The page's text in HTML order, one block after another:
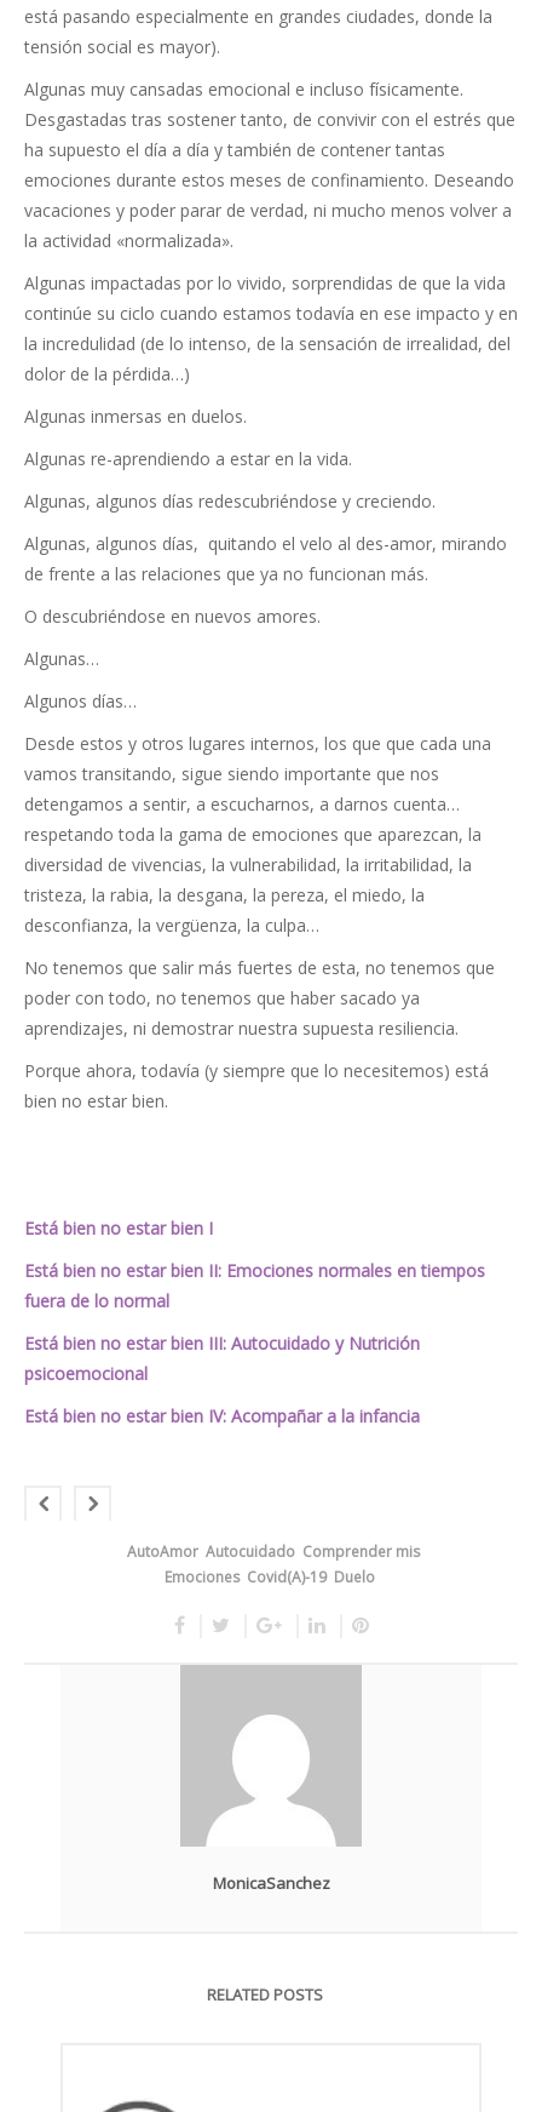
está pasando especialmente en grandes ciudades, donde la
tensión social es mayor).
Algunas muy cansadas emocional e incluso físicamente.
Desgastadas tras sostener tanto, de convivir con el estrés que
ha supuesto el día a día y también de contener tantas
emociones durante estos meses de confinamiento. Deseando
vacaciones y poder parar de verdad, ni mucho menos volver a
la actividad «normalizada».
Algunas impactadas por lo vivido, sorprendidas de que la vida
continúe su ciclo cuando estamos todavía en ese impacto y en
la incredulidad (de lo intenso, de la sensación de irrealidad, del
dolor de la pérdida…)
Algunas inmersas en duelos.
Algunas re-aprendiendo a estar en la vida.
Algunas, algunos días redescubriéndose y creciendo.
Algunas, algunos días, quitando el velo al des-amor, mirando
de frente a las relaciones que ya no funcionan más.
O descubriéndose en nuevos amores.
Algunas…
Algunos días…
Desde estos y otros lugares internos, los que que cada una
vamos transitando, sigue siendo importante que nos
detengamos a sentir, a escucharnos, a darnos cuenta…
respetando toda la gama de emociones que aparezcan, la
diversidad de vivencias, la vulnerabilidad, la irritabilidad, la
tristeza, la rabia, la desgana, la pereza, el miedo, la
desconfianza, la vergüenza, la culpa…
No tenemos que salir más fuertes de esta, no tenemos que
poder con todo, no tenemos que haber sacado ya
aprendizajes, ni demostrar nuestra supuesta resiliencia.
Porque ahora, todavía (y siempre que lo necesitemos) está
bien no estar bien.
Está bien no estar bien I
Está bien no estar bien II: Emociones normales en tiempos
fuera de lo normal
Está bien no estar bien III: Autocuidado y Nutrición
psicoemocional
Está bien no estar bien IV: Acompañar a la infancia
AutoAmor Autocuidado Comprender mis
Emociones Covid(A)-19 Duelo
MonicaSanchez
RELATED POSTS